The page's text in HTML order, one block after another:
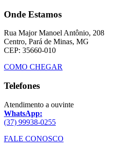
Onde Estamos
Rua Major Manoel Antônio, 208
Centro, Pará de Minas, MG
CEP: 35660-010
COMO CHEGAR
Telefones
Atendimento a ouvinte
WhatsApp:
(37) 99938-0255
FALE CONOSCO